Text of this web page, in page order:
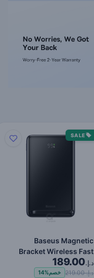
SALE
Baseus Magnetic
Bracket Wireless Fast
Charge Power Bank
10000mAh…
د.إ.189.00
د.إ. 219.00 خصم14%